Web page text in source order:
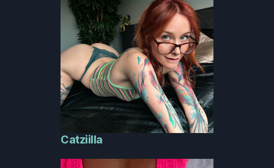
Catziilla